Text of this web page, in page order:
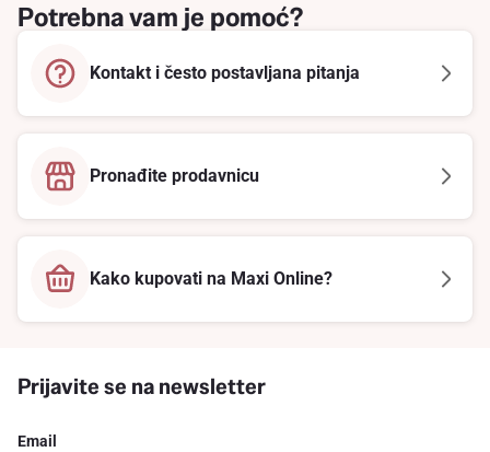
Potrebna vam je pomoć?
Kontakt i često postavljana pitanja
Pronađite prodavnicu
Kako kupovati na Maxi Online?
Prijavite se na newsletter
Email